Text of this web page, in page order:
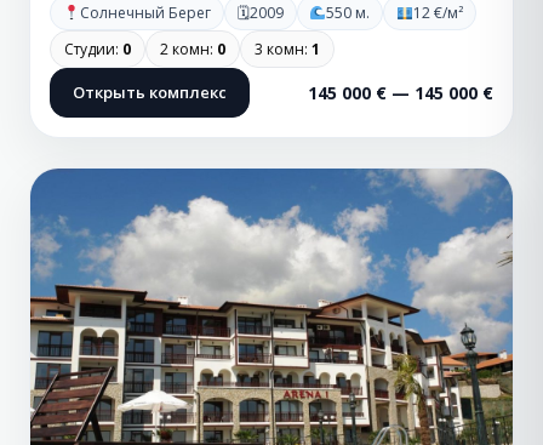
Солнечный Берег 🗓2009 550 м.
12 €/м²
Студии: 0 2 комн: 0 3 комн: 1
Открыть комплекс 145 000 € — 145 000 €